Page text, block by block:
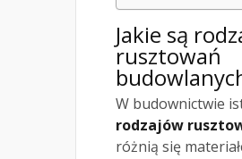
Jakie są
rusztowań
W budownictwie
rodzajów
różnią się